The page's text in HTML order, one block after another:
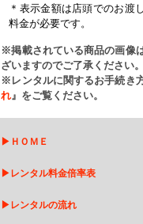
＊表示金額は店頭でのお渡
料金が必要です。
※掲載されている商品の画像
ざいますのでご了承ください。
※レンタルに関するお手続き
れ』をご覧ください。
▶ ＨＯＭＥ
▶ レンタル料金倍率表
▶ レンタルの流れ